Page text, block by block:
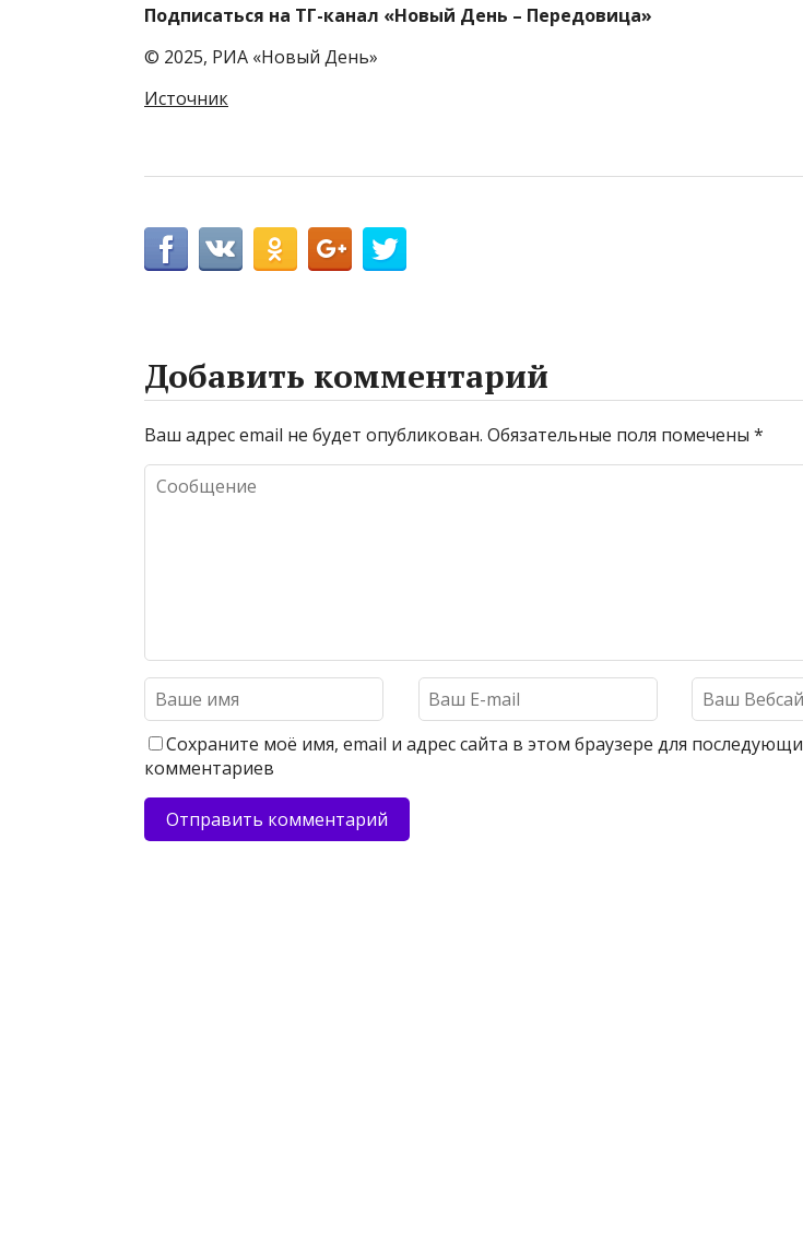
Подписаться на ТГ-канал «Новый День – Передовица»
© 2025, РИА «Новый День»
Источник
Добавить комментарий
Ваш адрес email не будет опубликован. Обязательные поля помечены *
Сохраните моё имя, email и адрес сайта в этом браузере для
комментариев